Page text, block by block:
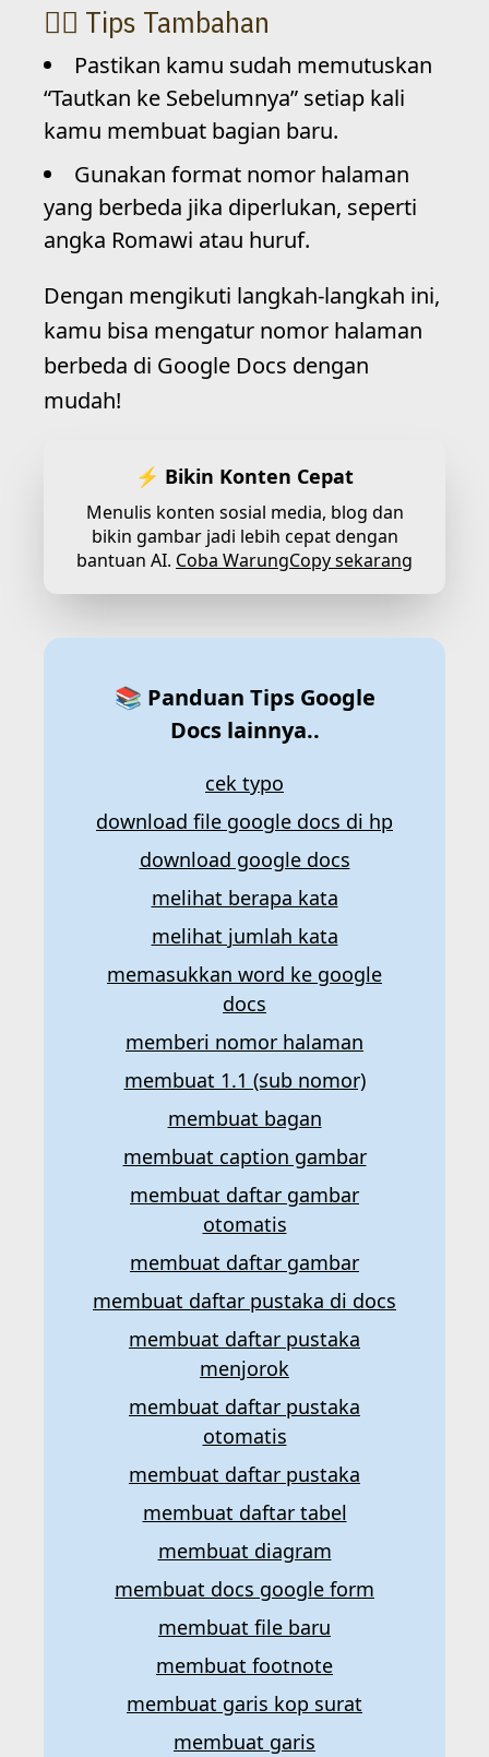
Tips Tambahan
Pastikan kamu sudah memutuskan
“Tautkan ke Sebelumnya” setiap kali
kamu membuat bagian baru.
Gunakan format nomor halaman
yang berbeda jika diperlukan, seperti
angka Romawi atau huruf.
Dengan mengikuti langkah-langkah ini,
kamu bisa mengatur nomor halaman
berbeda di Google Docs dengan
mudah!
⚡ Bikin Konten Cepat
Menulis konten sosial media, blog dan
bikin gambar jadi lebih cepat dengan
bantuan AI. Coba WarungCopy sekarang
📚 Panduan Tips Google
Docs lainnya..
cek typo
download file google docs di hp
download google docs
melihat berapa kata
melihat jumlah kata
memasukkan word ke google
docs
memberi nomor halaman
membuat 1.1 (sub nomor)
membuat bagan
membuat caption gambar
membuat daftar gambar
otomatis
membuat daftar gambar
membuat daftar pustaka di docs
membuat daftar pustaka
menjorok
membuat daftar pustaka
otomatis
membuat daftar pustaka
membuat daftar tabel
membuat diagram
membuat docs google form
membuat file baru
membuat footnote
membuat garis kop surat
membuat garis